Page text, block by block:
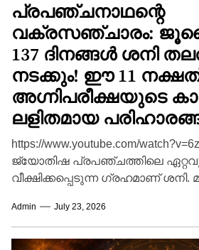
പ്രപഞ്ചനാഥന്റെ
വക്രസഞ്ചാരം:
137 ദിനങ്ങൾ ശനി
നടക്കും! ഈ 11
അഗ്നിപരീക്ഷയുടെ
ലളിതമായ
https://www.youtube.com/
ജ്യോതിഷ പ്രപഞ്ചത്തിലെ
വീക്ഷിക്കപ്പെടുന്ന ഗ്രഹമാണ് ശനി.
നൽകുന്നതിലെ കാർക്കശ്യവും
വിശേഷണവും ശനിക്കൊപ്പമുണ്ട്.
Admin July 23, 2026